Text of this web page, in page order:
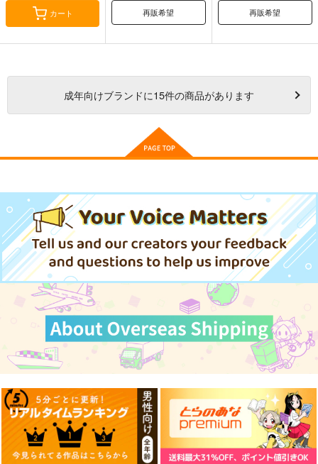
カート 再販希望 再販希望
成年向けブランドに15件の商品があります